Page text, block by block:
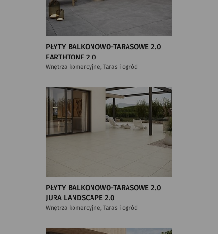
PŁYTY BALKONOWO-TARASOWE 2.0
EARTHTONE 2.0
Wnętrza komercyjne, Taras i ogród
PŁYTY BALKONOWO-TARASOWE 2.0
JURA LANDSCAPE 2.0
Wnętrza komercyjne, Taras i ogród